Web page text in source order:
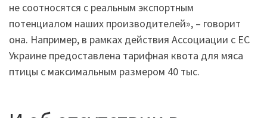
не соотносятся с реальным экспортным
потенциалом наших производителей», – говорит
она. Например, в рамках действия Ассоциации с ЕС
Украине предоставлена тарифная квота для мяса
птицы с максимальным размером 40 тыс.